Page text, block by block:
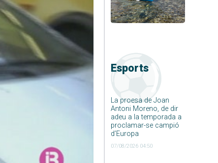
Esports
La proesa de Joan
Antoni Moreno, de dir
adeu a la temporada a
proclamar-se campió
d’Europa
07/08/2026 04:50